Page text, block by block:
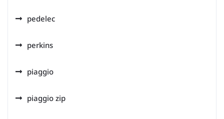
pedelec
perkins
piaggio
piaggio zip